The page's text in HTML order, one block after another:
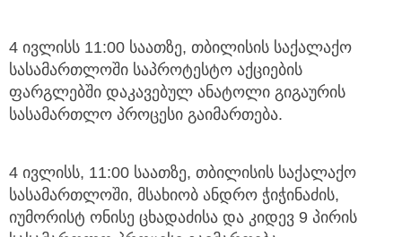
4 ივლისს 11:00 საათზე, თბილისის საქალაქო
სასამართლოში საპროტესტო აქციების
ფარგლებში დაკავებულ ანატოლი გიგაურის
სასამართლო პროცესი გაიმართება.
4 ივლისს, 11:00 საათზე, თბილისის საქალაქო
სასამართლოში, მსახიობ ანდრო ჭიჭინაძის,
იუმორისტ ონისე ცხადაძისა და კიდევ 9 პირის